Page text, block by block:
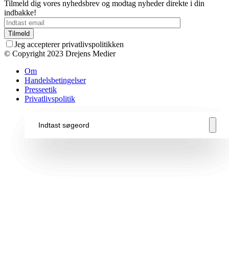
Tilmeld dig vores nyhedsbrev og modtag nyheder direkte i din
indbakke!
Jeg accepterer privatlivspolitikken
© Copyright 2023 Drejens Medier
Om
Handelsbetingelser
Presseetik
Privatlivspolitik